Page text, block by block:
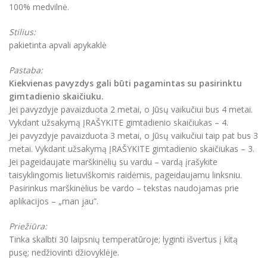
100% medvilnė.
Stilius:
pakietinta apvali apykaklė
Pastaba:
Kiekvienas pavyzdys gali būti pagamintas su pasirinktu
gimtadienio skaičiuku.
Jei pavyzdyje pavaizduota 2 metai, o Jūsų vaikučiui bus 4 metai.
Vykdant užsakymą ĮRAŠYKITE gimtadienio skaičiukas – 4.
Jei pavyzdyje pavaizduota 3 metai, o Jūsų vaikučiui taip pat bus 3
metai. Vykdant užsakymą ĮRAŠYKITE gimtadienio skaičiukas – 3.
Jei pageidaujate marškinėlių su vardu – vardą įrašykite
taisyklingomis lietuviškomis raidėmis, pageidaujamu linksniu.
Pasirinkus marškinėlius be vardo – tekstas naudojamas prie
aplikacijos – „man jau”.
Priežiūra:
Tinka skalbti 30 laipsnių temperatūroje; lyginti išvertus į kitą
pusę; nedžiovinti džiovyklėje.